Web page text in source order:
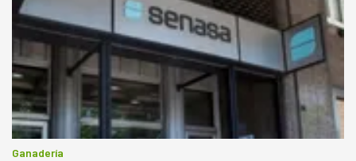
Ganadería